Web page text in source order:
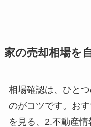
家の売却相場を
相場確認は、ひと
のがコツです。お
を見る、2.不動産